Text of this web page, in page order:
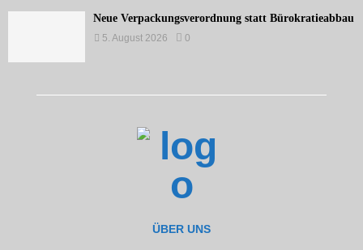
Neue Verpackungsverordnung statt Bürokratieabbau
5. August 2026 0
ÜBER UNS